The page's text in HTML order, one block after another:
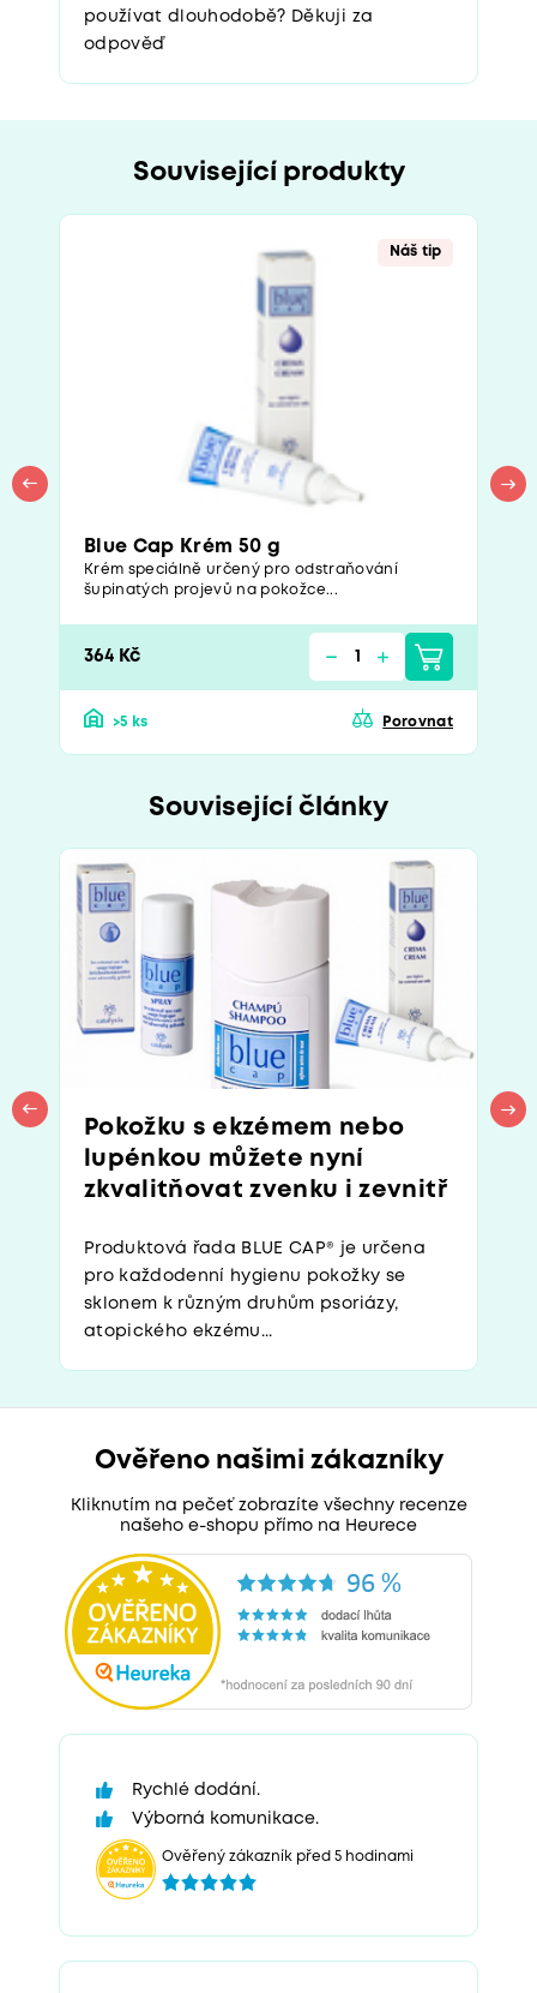
používat dlouhodobě? Děkuji za
odpověď
Související produkty
Náš tip
Blue Cap Krém 50 g
Krém speciálně určený pro odstraňování
šupinatých projevů na pokožce...
364 Kč
>5 ks Porovnat
Související články
Pokožku s ekzémem nebo
lupénkou můžete nyní
zkvalitňovat zvenku i zevnitř
Produktová řada BLUE CAP® je určena
pro každodenní hygienu pokožky se
sklonem k různým druhům psoriázy,
atopického ekzému...
Ověřeno našimi zákazníky
Kliknutím na pečeť zobrazíte všechny recenze
našeho e-shopu přímo na Heurece
Rychlé dodání.
Výborná komunikace.
Ověřený zákazník před 5 hodinami